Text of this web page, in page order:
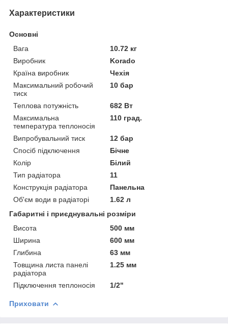
Характеристики
Основні
Вага
10.72 кг
Виробник
Korado
Країна виробник
Чехія
Максимальний робочий
тиск
10 бар
Теплова потужність
682 Вт
Максимальна
температура теплоносія
110 град.
Випробувальний тиск
12 бар
Спосіб підключення
Бічне
Колір
Білий
Тип радіатора
11
Конструкція радіатора
Панельна
Об'єм води в радіаторі
1.62 л
Габаритні і приєднувальні розміри
Висота
500 мм
Ширина
600 мм
Глибина
63 мм
Товщина листа панелі
радіатора
1.25 мм
Підключення теплоносія 1/2"
Приховати